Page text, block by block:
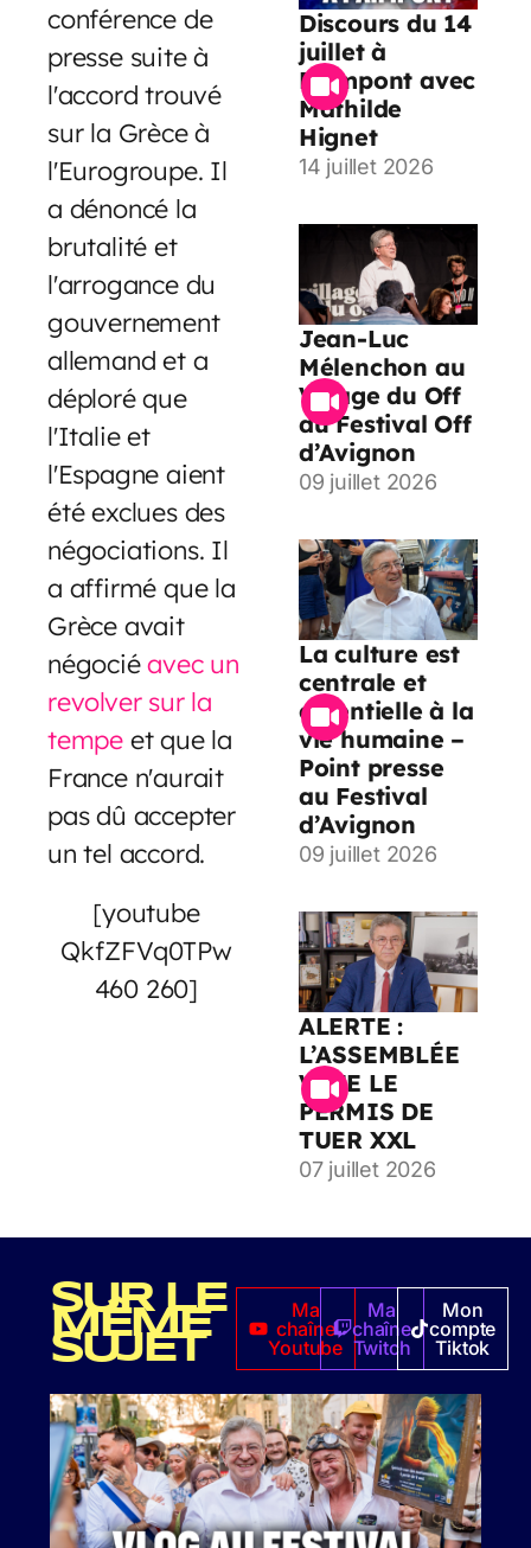
conférence de
presse suite à
l'accord trouvé
sur la Grèce à
l'Eurogroupe. Il
a dénoncé la
brutalité et
l'arrogance du
gouvernement
allemand et a
déploré que
l'Italie et
l'Espagne aient
été exclues des
négociations. Il
a affirmé que la
Grèce avait
négociéavec un
revolver sur la
tempe et que la
France n'aurait
pas dû accepter
un tel accord.
[youtube
QkfZFVq0TPw
460 260]
Discours du 14
juillet à
Paimpont avec
Mathilde
Hignet
14 juillet 2026
Jean-Luc
Mélenchon au
Village du Off
du Festival Off
d’Avignon
09 juillet 2026
La culture est
centrale et
essentielle à la
vie humaine –
Point presse
au Festival
d’Avignon
09 juillet 2026
ALERTE :
L’ASSEMBLÉE
VOTE LE
PERMIS DE
TUER XXL
07 juillet 2026
SUR LE
MÊME
SUJET
Ma
chaîne
Youtube
Ma
chaîne
Twitch
Mon
compte
Tiktok